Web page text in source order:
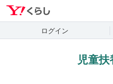
ログイン
児童扶